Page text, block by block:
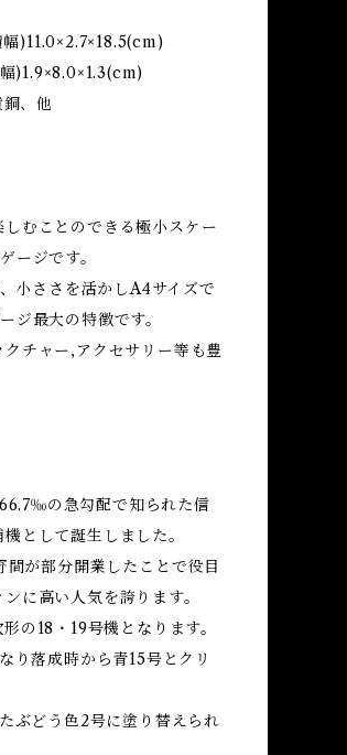
)11.0×2.7×18.5(cm)
)1.9×8.0×1.3(cm)
、他
むことのできる極小スケー
ージです。
小ささを活かしA4サイズで
ジ最大の特徴です。
チャー,アクセサリー等も豊
の急勾配で知られた信
として誕生しました。
が部分開業したことで役目
に高い人気を誇ります。
の18・19号機となります。
り落成時から青15号とクリ
ぶどう色2号に塗り替えられ